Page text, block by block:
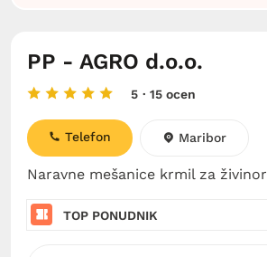
PP - AGRO d.o.o.
5 · 15 ocen
Naravne mešanice krmil za
Telefon Maribor
TOP PONUDNIK